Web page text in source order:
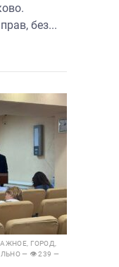
без...
, ГОРОД
— 👁 239 —